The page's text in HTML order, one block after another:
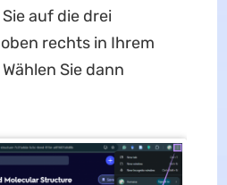
auf die drei
rechts in Ihrem
Sie dann